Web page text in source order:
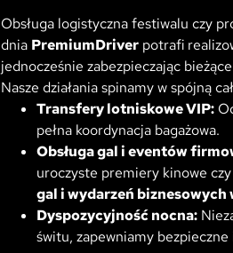
Obsługa logistyczna festiwalu czy
dnia PremiumDriver potrafi
jednocześnie zabezpieczając
Nasze działania spinamy w spójną
Transfery lotniskowe VIP:
pełna koordynacja bagażowa.
Obsługa gal i eventów
uroczyste premiery kinowe
gal i wydarzeń biznesowych
Dyspozycyjność nocna:
świtu, zapewniamy